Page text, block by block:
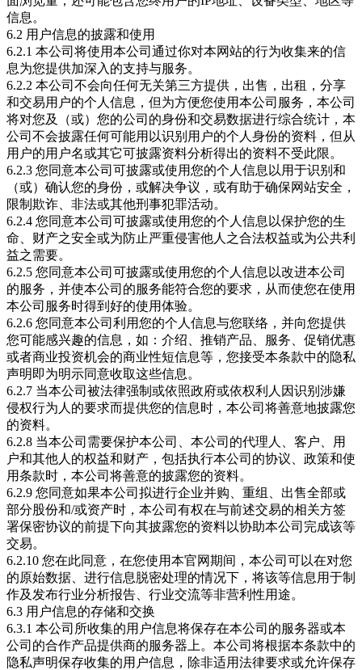
信息。
6.2 用户信息的披露和使用
6.2.1 本公司将使用本公司通过你对本网站的行为收集来的信
息为您提供加深入的支持与服务。
6.2.2 本公司不会向任何无关第三方提供，出售，出租，分享
和交易用户的个人信息，但为方便您使用本公司服务，本公司
将对您及（或）您的公司的身份和交易数据进行综合统计，本
公司不会披露任何可能用以识别用户的个人身份的资料，但从
用户的用户名或其它可披露资料分析得出的资料不受此限。
6.2.3 您同意本公司可披露或使用您的个人信息以用于识别和
（或）确认您的身份，或解决争议，或有助于确保网站安全，
限制欺诈、非法或其他刑事犯罪活动。
6.2.4 您同意本公司可披露或使用您的个人信息以保护您的生
命、财产之安全或为防止严重侵害他人之合法权益或为公共利
益之需要。
6.2.5 您同意本公司可披露或使用您的个人信息以改进本公司
的服务，并使本公司的服务能符合您的要求，从而使您在使用
本公司服务时得到好的使用体验。
6.2.6 您同意本公司利用您的个人信息与您联络，并向您提供
您可能感兴趣的信息，如：介绍、推销产品、服务、促销优惠
或者商业投资机会的商业性短信息等，您接受本条款中的隐私
声明即为明示同意收取这些信息。
6.2.7 当本公司被法律强制或依照政府或依权利人因识别涉嫌
侵权行为人的要求而提供您的信息时，本公司将善意地披露您
的资料。
6.2.8 当本公司需要保护本公司、本公司的代理人、客户、用
户和其他人的权益和财产，包括执行本公司的协议、政策和使
用条款时，本公司将善意的披露您的资料。
6.2.9 您同意如果本公司拟进行企业并购、重组、出售全部或
部分股份和/或资产时，本公司有权在与前述交易的相关方签
署保密协议的前提下向其披露您的资料以协助本公司完成该等
交易。
6.2.10 您在此同意，在您使用本官网期间，本公司可以在对您
的原始数据、进行信息脱密处理的情况下，将该等信息用于制
作及发布行业分析报告、行业交流等非营利性用途。
6.3 用户信息的存储和交换
6.3.1 本公司所收集的用户信息将保存在本公司的服务器或本
公司的合作产品提供商的服务器上。本公司将根据本条款中的
隐私声明保存收集的用户信息，除非适用法律要求或允许保存